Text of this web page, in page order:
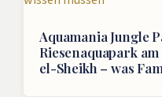
Aquamania Jungle
Riesenaquapark
el-Sheikh – was